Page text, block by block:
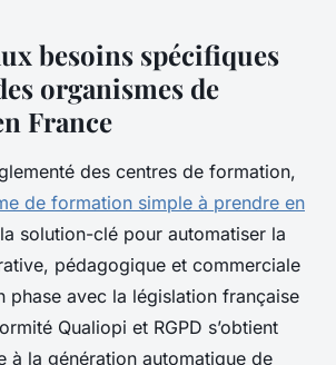
besoins spécifiques
organismes de
France
des centres de formation,
de formation simple à prendre en
solution-clé pour automatiser la
pédagogique et commerciale
phase avec la législation française
Qualiopi et RGPD s’obtient
à la génération automatique de